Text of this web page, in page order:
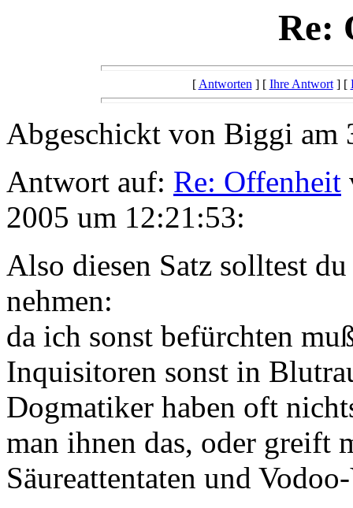
Re:
[Antworten] [ Ihre Antwort] [
Abgeschickt von Biggi am
Antwort auf: Re: Offenheit
2005 um 12:21:53:
Also diesen Satz solltest
nehmen:
da ich sonst befürchten
Inquisitoren sonst in
Dogmatiker haben oft
man ihnen das, oder greift
Säureattentaten und